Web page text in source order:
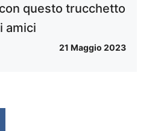
questo trucchetto
amici
21 Maggio 2023